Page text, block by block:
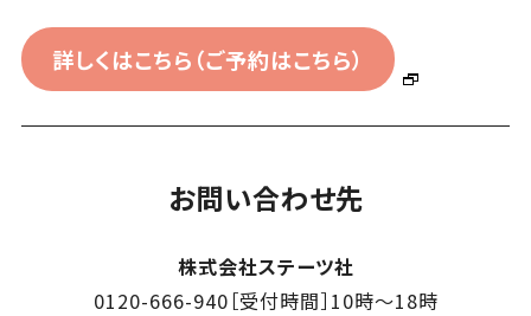
詳しくはこちら（ご予約はこちら）
お問い合わせ先
株式会社ステーツ社
0120-666-940［受付時間］10時〜18時